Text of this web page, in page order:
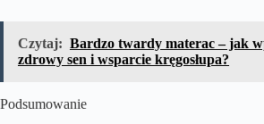
Czytaj: Bardzo twardy materac – jak
zdrowy sen i wsparcie kręgosłupa?
Podsumowanie